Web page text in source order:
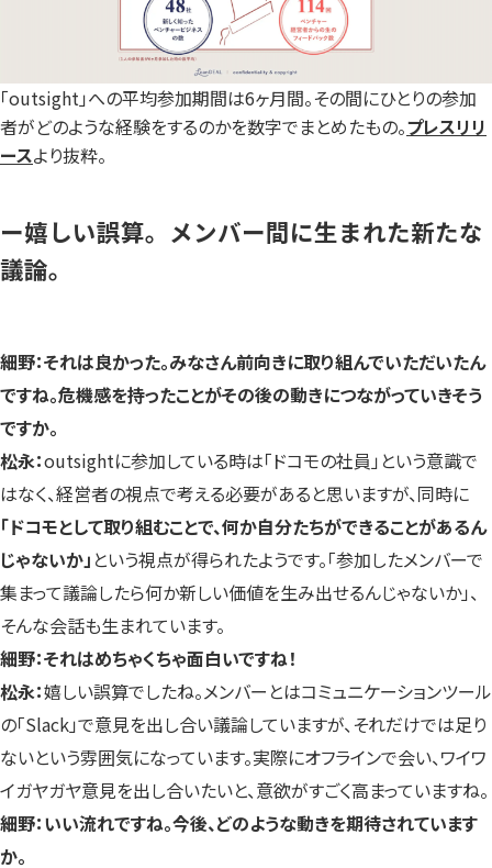
「outsight」への平均参加期間は6ヶ月間。その間にひとりの参加
者がどのような経験をするのかを数字でまとめたもの。プレスリリ
ースより抜粋。
ー嬉しい誤算。メンバー間に生まれた新たな
議論。
細野：それは良かった。みなさん前向きに取り組んでいただいたん
ですね。危機感を持ったことがその後の動きにつながっていきそう
ですか。
松永：outsightに参加している時は「ドコモの社員」という意識で
はなく、経営者の視点で考える必要があると思いますが、同時に
「ドコモとして取り組むことで、何か自分たちができることがあるん
じゃないか」 という視点が得られたようです。「参加したメンバーで
集まって議論したら何か新しい価値を生み出せるんじゃないか」、
そんな会話も生まれています。
細野：それはめちゃくちゃ面白いですね！
松永：嬉しい誤算でしたね。メンバーとはコミュニケーションツール
の「Slack」で意見を出し合い議論していますが、それだけでは足り
ないという雰囲気になっています。実際にオフラインで会い、ワイワ
イガヤガヤ意見を出し合いたいと、意欲がすごく高まっていますね。
細野：いい流れですね。今後、どのような動きを期待されています
か。